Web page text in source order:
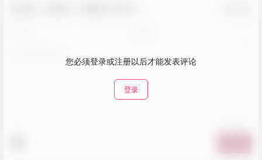
您必须登录或注册以后才能发表评论
登录